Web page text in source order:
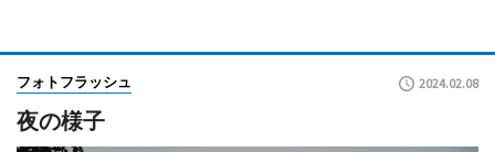
フォトフラッシュ 2024.02.08
夜の様子